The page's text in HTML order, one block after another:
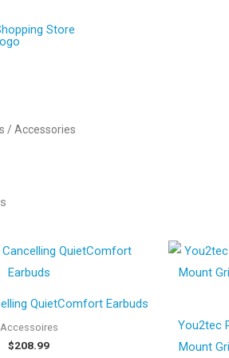
/ Accessories
Trié
par
QuietComfort Earbuds
Accessoires
$208.99
Quantity
You2tec
Mount